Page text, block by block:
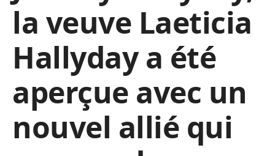
la veuve Laeticia
Hallyday a été
aperçue avec un
nouvel allié qui